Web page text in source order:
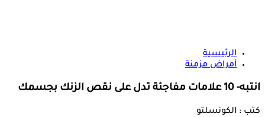
الرئيسية
أمراض مزمنة
انتبه- 10 علامات مفاجئة تدل على نقص الزنك بجسمك
كتب : الكونسلتو